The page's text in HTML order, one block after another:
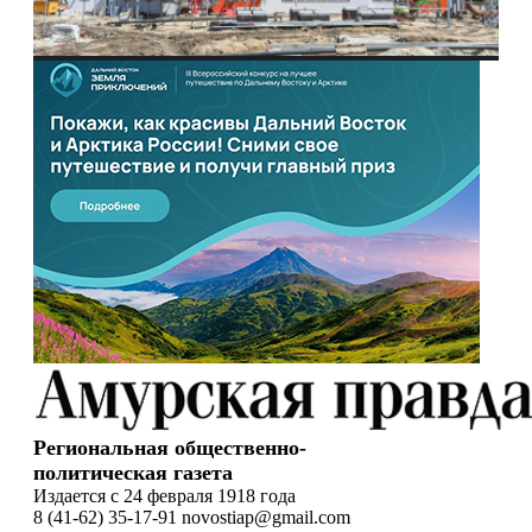
Региональная общественно-
политическая газета
Издается с 24 февраля 1918 года
8 (41-62) 35-17-91 novostiap@gmail.com